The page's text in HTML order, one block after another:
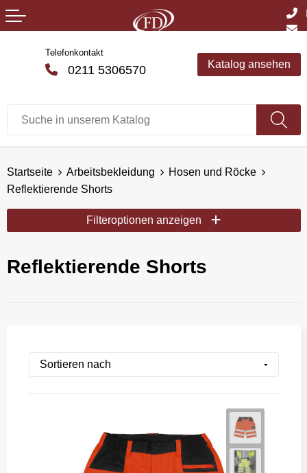
Telefonkontakt
0211 5306570 Katalog ansehen
Startseite Arbeitsbekleidung
Hosen und Röcke
Reflektierende Shorts
Filteroptionen anzeigen
Reflektierende Shorts